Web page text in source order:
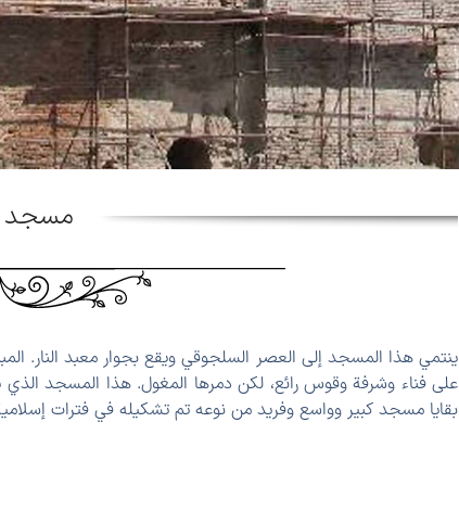
مسجد
ينتمي هذا المسجد إلى العصر السلجوقي ويقع بجوار معبد النار.
على فناء وشرفة وقوس رائع، لکن دمرها المغول. هذا المسجد
بقايا مسجد كبير وواسع وفريد من نوعه تم تشكيله في فترات